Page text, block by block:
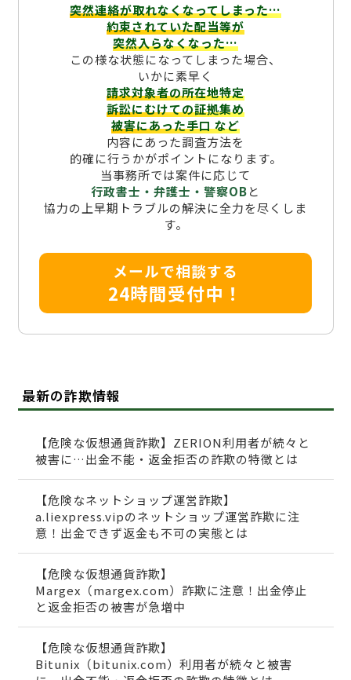
突然連絡が取れなくなってしまった…
約束されていた配当等が
突然入らなくなった…
この様な状態になってしまった場合、
いかに素早く
請求対象者の所在地特定
訴訟にむけての証拠集め
被害にあった手口など
内容にあった調査方法を
的確に行うかがポイントになります。
当事務所では案件に応じて
行政書士・弁護士・警察OBと
協力の上早期トラブルの解決に全力を尽くしま
す。
メールで相談する
24時間受付中！
最新の詐欺情報
【危険な仮想通貨詐欺】ZERION利用者が続々と
被害に…出金不能・返金拒否の詐欺の特徴とは
【危険なネットショップ運営詐欺】
a.liexpress.vipのネットショップ運営詐欺に注
意！出金できず返金も不可の実態とは
【危険な仮想通貨詐欺】
Margex（margex.com）詐欺に注意！出金停止
と返金拒否の被害が急増中
【危険な仮想通貨詐欺】
Bitunix（bitunix.com）利用者が続々と被害